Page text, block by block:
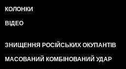
КОЛОНКИ
ВІДЕО
ЗНИЩЕННЯ РОСІЙСЬКИХ ОКУПАНТІВ
МАСОВАНИЙ КОМБІНОВАНИЙ УДАР